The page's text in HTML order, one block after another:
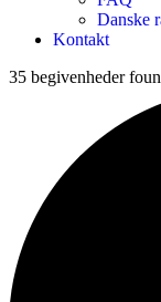
Danske
Kontakt
35 begivenheder